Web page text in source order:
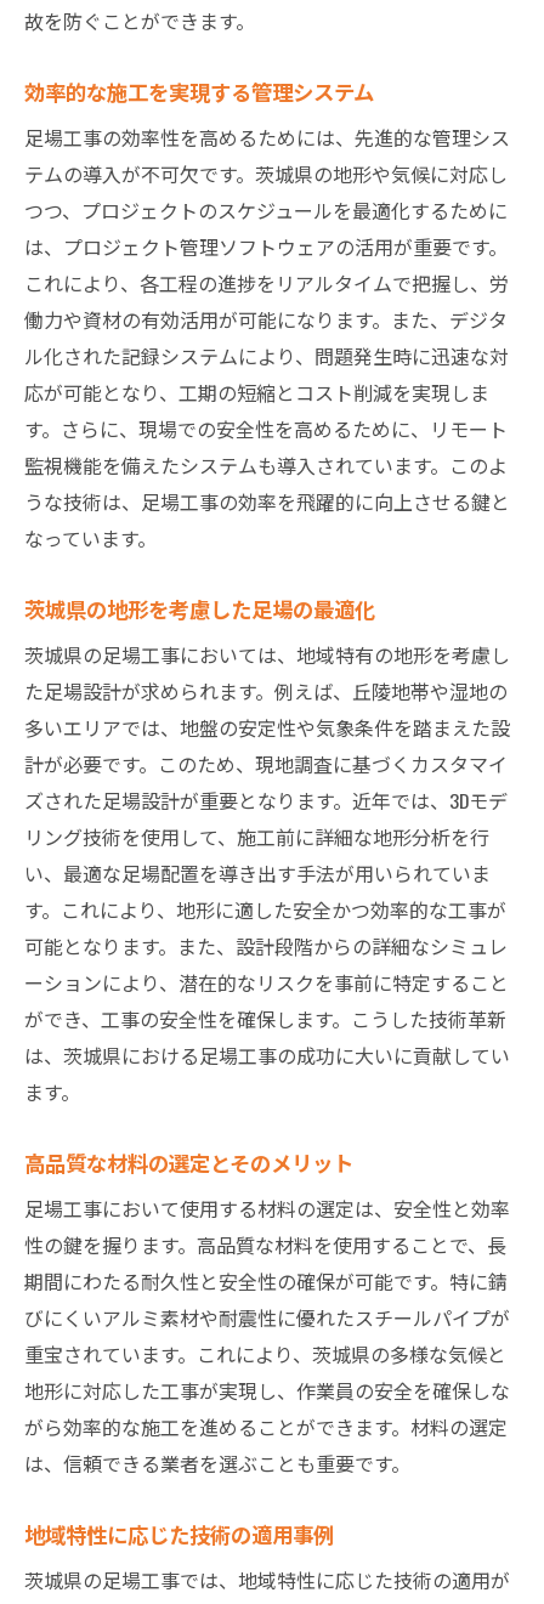
茨城県の現場で採用された安全技術
高品質な足場工事茨城県での最新技術とその利
点
材料の質が安全に与える影響
効率的な工期短縮のための技術
作業者の安全を守る設計工夫
高品質な施工を支える技術革新
茨城県での成功事例とその分析
足場工事の未来を見据えた技術開発
茨城県の足場工事を支える最新技術と安全への
取り組み
安全性を第一に考えた技術の選択
技術の導入がもたらす効率性の向上
施工の標準化による品質保持
現場からのフィードバックを活かす
茨城県内での技術革新事例紹介
茨城県における足場工事の革新安全性と効率性
の両立
安全性と効率性を両立する設計手法
最新技術がもたらす効率的な施工
地域特性に基づく革新技術の導入
足場工事の新たな基準とその意義
施工現場における新技術の実例
茨城県の足場工事における未来展望
質の高い材料とその活用法
技術革新が工事品質に与える影響
施工プロセスの最適化による品質向上
安全確保と効率化を両立する設計
現場で実証された最新技術の効果
茨城県における成功事例とその分析
故を防ぐことができます。
効率的な施工を実現する管理システム
足場工事の効率性を高めるためには、先進的な管理シス
テムの導入が不可欠です。茨城県の地形や気候に対応し
つつ、プロジェクトのスケジュールを最適化するために
は、プロジェクト管理ソフトウェアの活用が重要です。
これにより、各工程の進捗をリアルタイムで把握し、労
働力や資材の有効活用が可能になります。また、デジタ
ル化された記録システムにより、問題発生時に迅速な対
応が可能となり、工期の短縮とコスト削減を実現しま
す。さらに、現場での安全性を高めるために、リモート
監視機能を備えたシステムも導入されています。このよ
うな技術は、足場工事の効率を飛躍的に向上させる鍵と
なっています。
茨城県の地形を考慮した足場の最適化
茨城県の足場工事においては、地域特有の地形を考慮し
た足場設計が求められます。例えば、丘陵地帯や湿地の
多いエリアでは、地盤の安定性や気象条件を踏まえた設
計が必要です。このため、現地調査に基づくカスタマイ
ズされた足場設計が重要となります。近年では、3Dモデ
リング技術を使用して、施工前に詳細な地形分析を行
い、最適な足場配置を導き出す手法が用いられていま
す。これにより、地形に適した安全かつ効率的な工事が
可能となります。また、設計段階からの詳細なシミュレ
ーションにより、潜在的なリスクを事前に特定すること
ができ、工事の安全性を確保します。こうした技術革新
は、茨城県における足場工事の成功に大いに貢献してい
ます。
高品質な材料の選定とそのメリット
足場工事において使用する材料の選定は、安全性と効率
性の鍵を握ります。高品質な材料を使用することで、長
期間にわたる耐久性と安全性の確保が可能です。特に錆
びにくいアルミ素材や耐震性に優れたスチールパイプが
重宝されています。これにより、茨城県の多様な気候と
地形に対応した工事が実現し、作業員の安全を確保しな
がら効率的な施工を進めることができます。材料の選定
は、信頼できる業者を選ぶことも重要です。
地域特性に応じた技術の適用事例
茨城県の足場工事では、地域特性に応じた技術の適用が